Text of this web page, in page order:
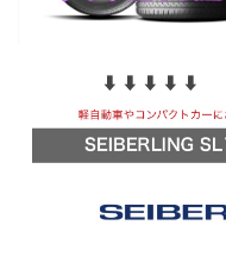
⬇︎ ⬇︎ ⬇︎ ⬇︎ ⬇︎